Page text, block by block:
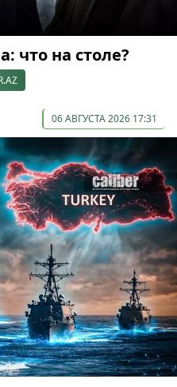
что на столе?
06 АВГУСТА 2026 17:31